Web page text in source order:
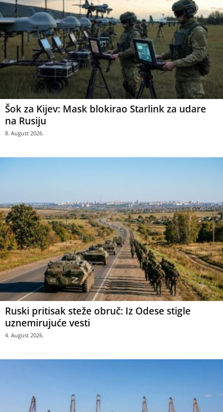
Šok za Kijev: Mask blokirao Starlink za udare
na Rusiju
8. August 2026.
Ruski pritisak steže obruč: Iz Odese stigle
uznemirujuće vesti
4. August 2026.